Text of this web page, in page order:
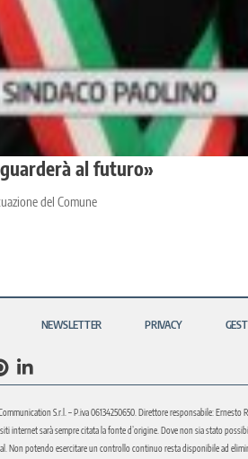
al futuro»
del Comune
NEWSLETTER PRIVACY
S.r.l. – P.iva 06134250650. Direttore responsabile:
internet sarà sempre citata la fonte d’origine. Dove non sia stato
Non potendo esercitare un controllo continuo resta disponibile ad